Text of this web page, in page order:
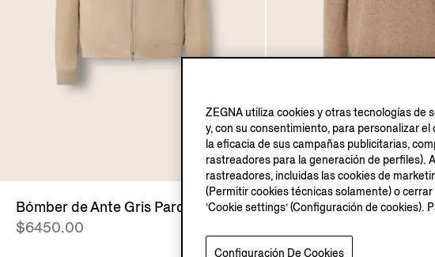
Bómber de Ante Gris Pardo Claro
$6450.00
OASI
Jersey de Cuello
Claro Jaspeado
ZEGNA utiliza cookies y otras tecnologías
y, con su consentimiento, para personalizar
la eficacia de sus campañas publicitarias,
rastreadores para la generación de perfiles).
rastreadores, incluidas las cookies de
(Permitir cookies técnicas solamente) o
‘Cookie settings’ (Configuración de
Configuración De Cookies